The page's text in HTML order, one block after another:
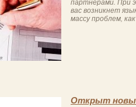
вас возникнет
массу проблем,
Открыт